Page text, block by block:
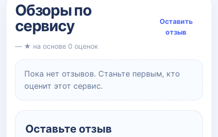
Обзоры по
сервису
— ★ на основе 0 оценок
Оставить
отзыв
Пока нет отзывов. Станьте первым, кто
оценит этот сервис.
Оставьте отзыв